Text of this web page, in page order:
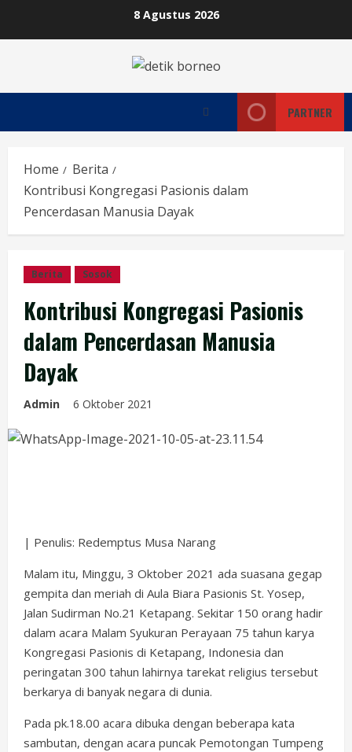
8 Agustus 2026
PARTNER
Home
Berita
Kontribusi Kongregasi Pasionis dalam
Pencerdasan Manusia Dayak
Berita Sosok
Kontribusi Kongregasi Pasionis
dalam Pencerdasan Manusia
Dayak
Admin 6 Oktober 2021
| Penulis: Redemptus Musa Narang
Malam itu, Minggu, 3 Oktober 2021 ada suasana gegap
gempita dan meriah di Aula Biara Pasionis St. Yosep,
Jalan Sudirman No.21 Ketapang. Sekitar 150 orang hadir
dalam acara Malam Syukuran Perayaan 75 tahun karya
Kongregasi Pasionis di Ketapang, Indonesia dan
peringatan 300 tahun lahirnya tarekat religius tersebut
berkarya di banyak negara di dunia.
Pada pk.18.00 acara dibuka dengan beberapa kata
sambutan, dengan acara puncak Pemotongan Tumpeng